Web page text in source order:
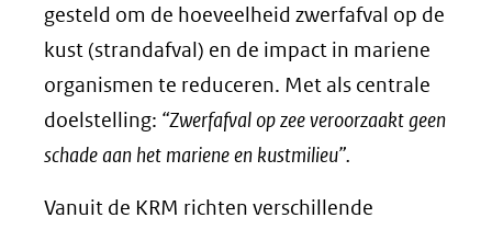
venster)
(verwijst
naar
een
gesteld om de hoeveelheid zwerfafval op de
kust (strandafval) en de impact in mariene
organismen te reduceren. Met als centrale
doelstelling: “Zwerfafval op zee veroorzaakt geen
schade aan het mariene en kustmilieu”.
Vanuit de KRM richten verschillende